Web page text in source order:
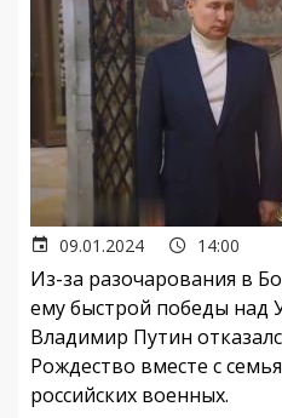
09.01.2024 14:00
Из-за разочарования в
ему быстрой победы над
Владимир Путин
Рождество вместе с
российских военных.